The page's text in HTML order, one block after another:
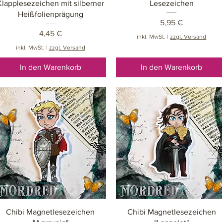
mit silberner
Heißfolienprägung
Preis
4,45 €
inkl. MwSt. | zzgl. Versand
In den Warenkorb
Lesezeichen
Preis
5,95 €
inkl. MwSt. |zzgl. Versand
In den Warenkorb
Schnellansicht
Chibi Magnetlesezeichen
Schnellansicht
Chibi Magnetlesezeichen